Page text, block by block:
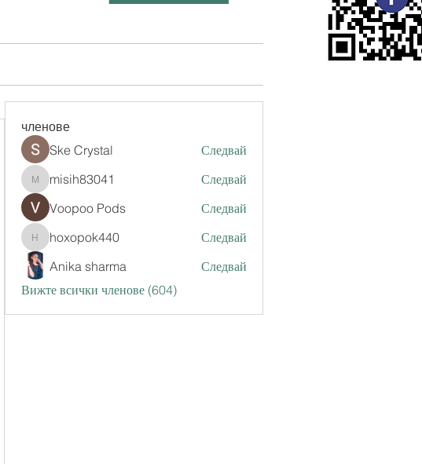
членове
Ske Crystal Следвай
misih83041
misih83041
Следвай
Voopoo Pods
Следвай
hoxopok440
hoxopok440
Следвай
Anika sharma
Следвай
Вижте всички членове (604)